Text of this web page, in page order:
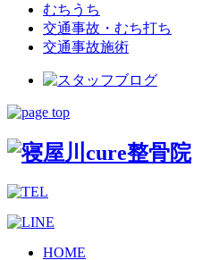
むちうち
交通事故・むち打ち
交通事故施術
HOME